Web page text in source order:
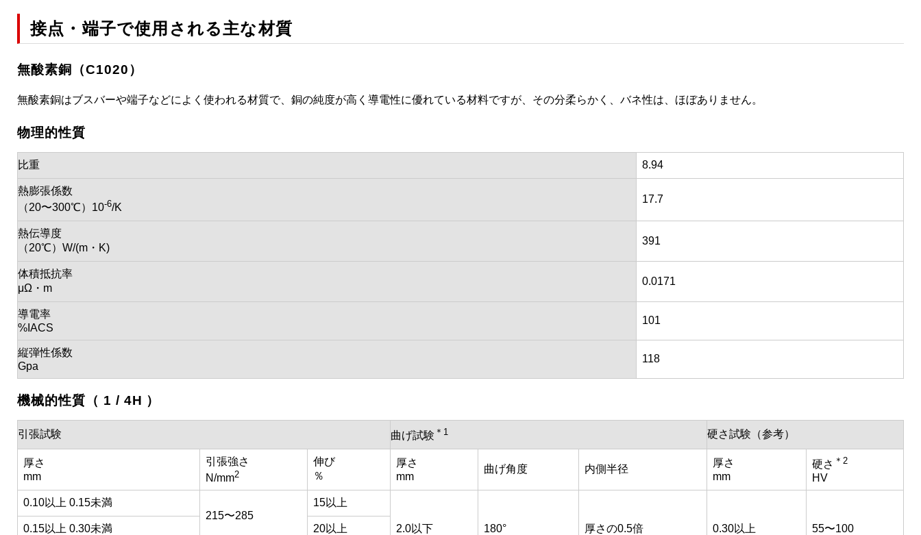
接点・端子で使用される主な材質
無酸素銅（C1020）
無酸素銅はブスバーや端子などによく使われる材質で、銅の純度が高く導電性に優れている材料ですが、その分柔らかく、バネ性は、ほぼありません。
物理的性質
比重 8.94
熱膨張係数
（20〜300℃）10-6/K
17.7
熱伝導度
（20℃）W/(m・K)
391
体積抵抗率
μΩ・m
0.0171
導電率
%IACS
101
縦弾性係数
Gpa
118
機械的性質（ 1 / 4H ）
引張試験 曲げ試験 ＊1 硬さ試験（参考）
厚さ
mm
引張強さ
N/mm2
伸び
％
厚さ
mm
曲げ角度 内側半径
厚さ
mm
硬さ ＊2
HV
0.10以上 0.15未満
215〜285
15以上
2.0以下 180° 厚さの0.5倍 0.30以上 55〜100
0.15以上 0.30未満 20以上